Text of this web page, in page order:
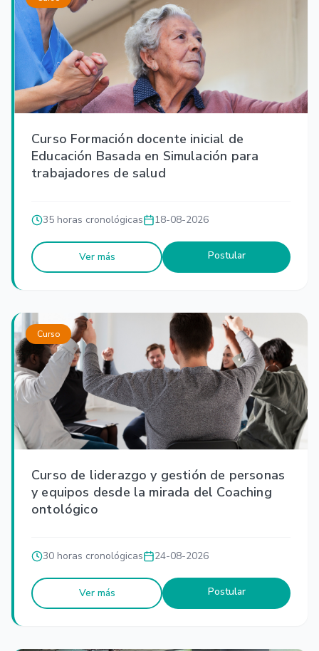
Curso Formación docente inicial de
Educación Basada en Simulación para
trabajadores de salud
35 horas cronológicas 18-08-2026
Ver más Postular
Curso
Curso de liderazgo y gestión de personas
y equipos desde la mirada del Coaching
ontológico
30 horas cronológicas 24-08-2026
Ver más Postular